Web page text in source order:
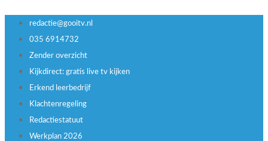
redactie@gooitv.nl
035 6914732
Zender overzicht
Kijkdirect: gratis live tv kijken
Erkend leerbedrijf
Klachtenregeling
Redactiestatuut
Werkplan 2026